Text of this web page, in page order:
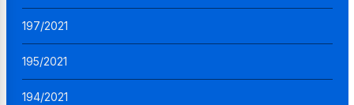
197/2021
195/2021
194/2021